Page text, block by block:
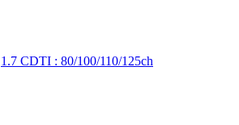
1.7 CDTI : 80/100/110/125ch